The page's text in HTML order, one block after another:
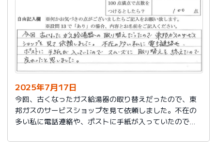
2025年7月17日
今回、古くなったガス給湯器の取り替えだったので、東
邦ガスのサービスショップを見て依頼しました。不在の
多い私に電話連絡や、ポストに手紙が入っていたので、
た。